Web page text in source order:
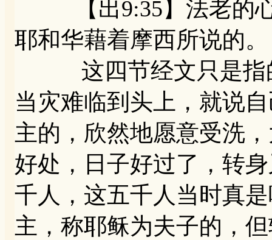
【出9:35】法老的心
耶和华藉着摩西所说的。
这四节经文只是指的
当灾难临到头上，就说
主的，欣然地愿意受洗
好处，日子好过了，转
千人，这五千人当时真
主，称耶稣为夫子的，